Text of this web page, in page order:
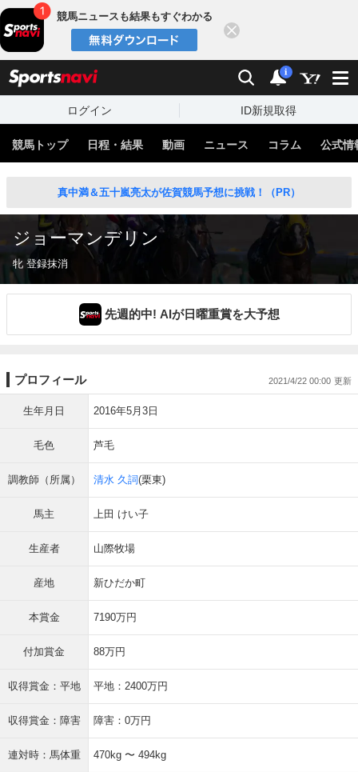
競馬ニュースも結果もすぐわかる
検索 通知
i
ログイン ID新規取得
競馬トップ 日程・結果 動画 ニュース コラム 公式情
真中満＆五十嵐亮太が佐賀競馬予想に挑戦！（PR）
ジョーマンデリン
牝 登録抹消
先週的中! AIが日曜重賞を大予想
プロフィール 2021/4/22 00:00
生年月日 2016年5月3日
毛色 芦毛
調教師（所属） 清水 久詞(栗東)
馬主 上田 けい子
生産者 山際牧場
産地 新ひだか町
本賞金 7190万円
付加賞金 88万円
収得賞金：平地 平地：2400万円
収得賞金：障害 障害：0万円
連対時：馬体重 470kg 〜 494kg